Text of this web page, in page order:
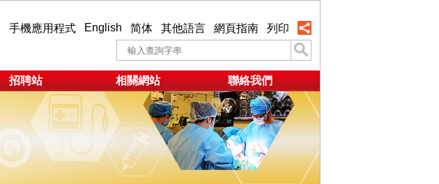
手機應用程式 English 简体 其他語言 網頁指南 列印
招聘站 相關網站 聯絡我們